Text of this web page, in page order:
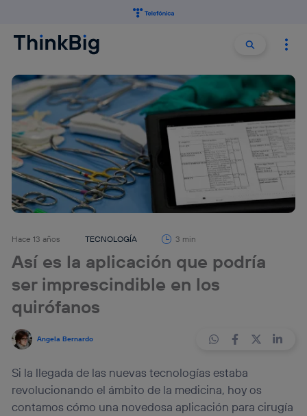
Buscar
Hace 13 años TECNOLOGÍA 3 min
Así es la aplicación que podría
ser imprescindible en los
quirófanos
Angela Bernardo
Si la llegada de las nuevas tecnologías estaba
revolucionando el ámbito de la medicina, hoy os
contamos cómo una novedosa aplicación para cirugía